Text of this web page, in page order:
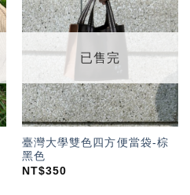
加入
「願
望輕
已售完
臺灣大學雙色四方便當袋-棕
黑色
NT$350